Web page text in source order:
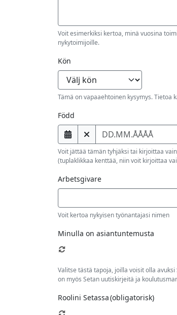
Voit esimerkiksi kertoa, minä vuosina
nykytoimijoille.
Kön
Tämä on vapaaehtoinen kysymys. Tietoa
Född
Voit jättää tämän tyhjäksi tai kirjoittaa
(tuplaklikkaa kenttää, niin voit kirjoittaa
Arbetsgivare
Voit kertoa nykyisen työnantajasi nimen
Minulla on asiantuntemusta
Valitse tästä tapoja, joilla voisit olla
on myös Setan uutiskirjeitä ja
Fax
Number
Roolini Setassa(obligatorisk)